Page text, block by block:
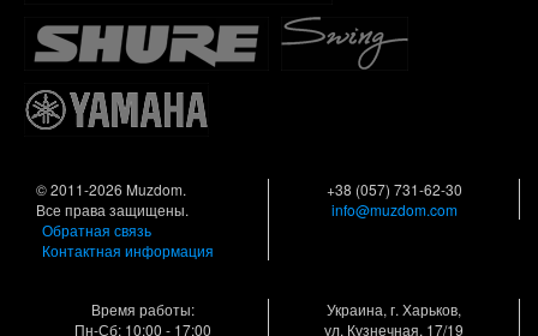
© 2011-2026 Muzdom.
Все права защищены.
Обратная связь
Контактная информация
+38 (057) 731-62-30
info@muzdom.com
Время работы:
Пн-Сб: 10:00 - 17:00
Украина, г. Харьков,
ул. Кузнечная, 17/19